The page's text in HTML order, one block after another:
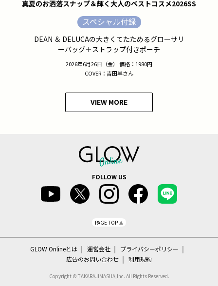
真夏のお洒落スナップ＆輝く大人のベストコスメ2026SS
スペシャル付録
DEAN ＆ DELUCAの大きくてたためるグローサリ
ーバッグ＋ストラップ付きポーチ
2026年6月26日（金） 価格：1980円
COVER：吉田羊さん
VIEW MORE
FOLLOW US
PAGE TOP
GLOW Onlineとは 運営会社
プライバシーポリシー
広告のお問い合わせ
利用規約
Copyright © TAKARAJIMASHA,Inc. All Rights Reserved.